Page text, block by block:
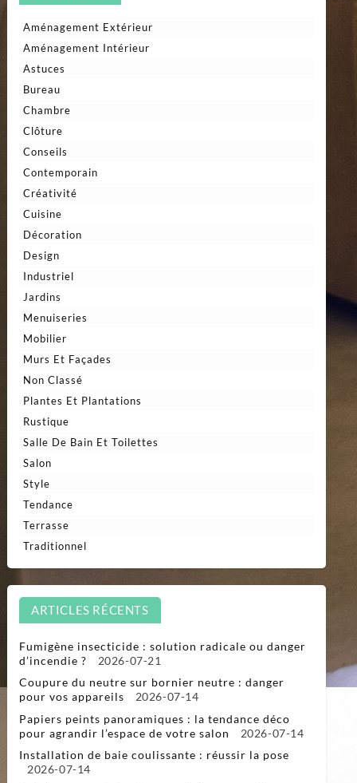
Aménagement Extérieur
Aménagement Intérieur
Astuces
Bureau
Chambre
Clôture
Conseils
Contemporain
Créativité
Cuisine
Décoration
Design
Industriel
Jardins
Menuiseries
Mobilier
Murs Et Façades
Non Classé
Plantes Et Plantations
Rustique
Salle De Bain Et Toilettes
Salon
Style
Tendance
Terrasse
Traditionnel
ARTICLES RÉCENTS
Fumigène insecticide : solution radicale ou danger
d’incendie ?
2026-07-21
Coupure du neutre sur bornier neutre : danger
pour vos appareils
2026-07-14
Papiers peints panoramiques : la tendance déco
pour agrandir l’espace de votre salon
2026-07-14
Installation de baie coulissante : réussir la pose
2026-07-14